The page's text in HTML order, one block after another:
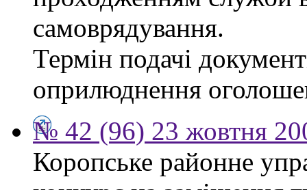
самоврядування.
Термін подачі
оприлюднення
№ 42 (96) 23 жовтня
Коропське районне